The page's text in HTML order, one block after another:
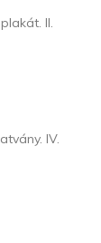
II.
IV.